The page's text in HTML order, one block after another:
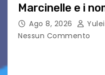
Marcinelle e i
Ago 8, 2026
Nessun Commento